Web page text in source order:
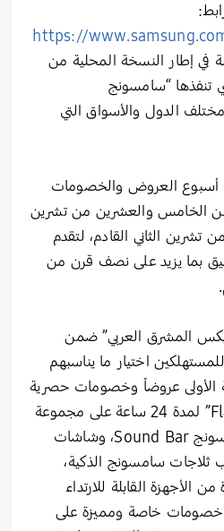
https://
في إطار النسخة المحلية من
تنفذها “سامسونج
الدول والأسواق التي
العروض والخصومات
الخامس والعشرين من تشرين
تشرين الثاني القادم، لتقدم
بما يزيد على نصف قرن من
المشرق العربي” ضمن
اختيار ما يناسبهم
الأولى عروضاً وخصومات حصرية
لمدة محدودة “Flash Sale” لمدة 24 ساعة على مجموعة
مختارة من سماعات سامسونج Sound Bar، وشاشات
ثلاجات سامسونج الذكية،
القابلة للارتداء
خصومات خاصة ومميزة على